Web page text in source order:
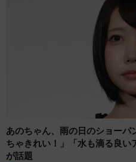
あのちゃん、雨の日のショーパ
ちゃきれい！」「水も滴る良
が話題